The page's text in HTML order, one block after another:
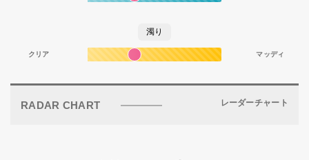
濁り
クリア マッディ
RADAR CHART レーダーチャート